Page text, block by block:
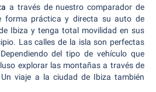
a través de nuestro comparador de
forma práctica y directa su auto de
Ibiza y tenga total movilidad en sus
Las calles de la isla son perfectas
del tipo de vehículo que
explorar las montañas a través de
viaje a la ciudad de Ibiza también